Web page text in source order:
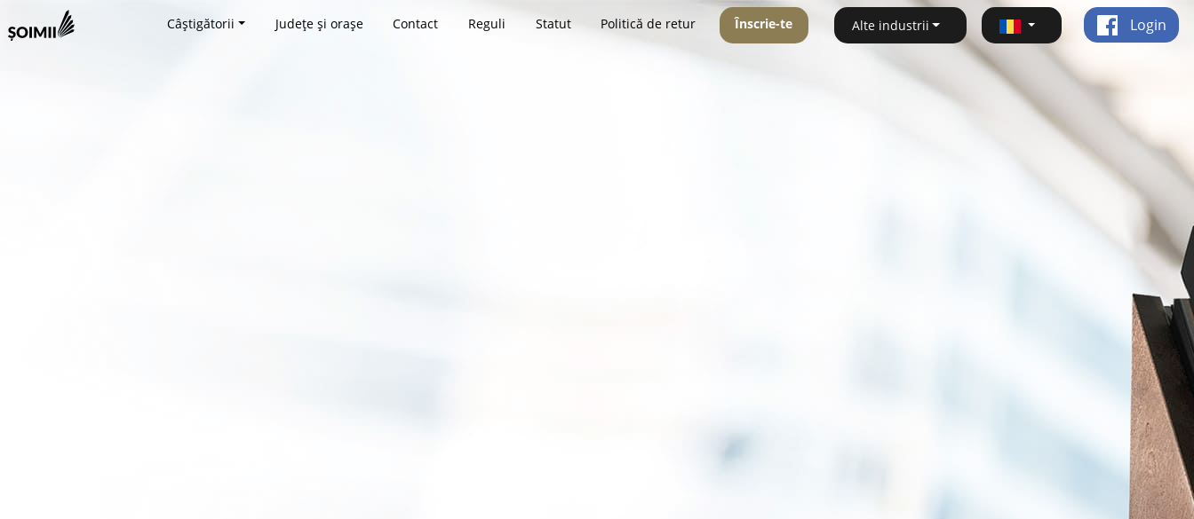
Câștigătorii Județe și orașe Contact Reguli Statut Politică de retur Înscrie-te Alte industrii Login